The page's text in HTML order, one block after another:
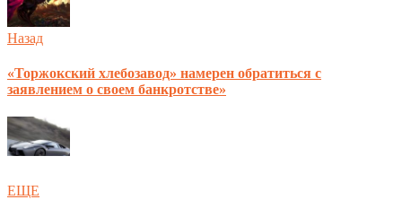
Назад
«Торжокский хлебозавод» намерен обратиться с
заявлением о своем банкротстве»
ЕЩЕ